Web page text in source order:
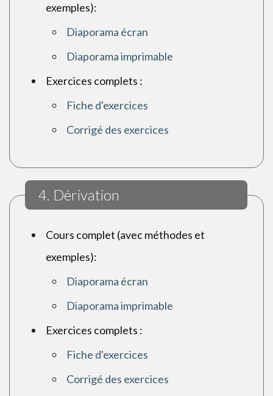
exemples):
Diaporama écran
Diaporama imprimable
Exercices complets :
Fiche d'exercices
Corrigé des exercices
4. Dérivation
Cours complet (avec méthodes et
exemples):
Diaporama écran
Diaporama imprimable
Exercices complets :
Fiche d'exercices
Corrigé des exercices